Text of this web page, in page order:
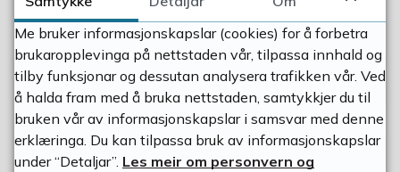
Ryfylkemuseet - Vigatunet
Kulturvern
Me bruker informasjonskapslar (cookies) for å forbetra
brukaropplevinga på nettstaden vår, tilpassa innhald og
tilby funksjonar og dessutan analysera trafikken vår. Ved
å halda fram med å bruka nettstaden, samtykkjer du til
bruken vår av informasjonskapslar i samsvar med denne
erklæringa. Du kan tilpassa bruk av informasjonskapslar
under “Detaljar”. Les meir om personvern og